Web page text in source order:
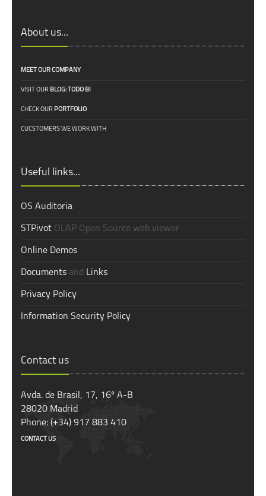
About us...
MEET OUR COMPANY
VISIT OUR BLOG: TODO BI
CHECK OUR PORTFOLIO
CUCSTOMERS WE WORK WITH
Useful links...
OS Auditoria
STPivot OLAP Open Source web viewer
Online Demos
Documents and Links
Privacy Policy
Information Security Policy
Contact us
Avda. de Brasil, 17, 16º A-B
28020 Madrid
Phone: (+34) 917 883 410
CONTACT US